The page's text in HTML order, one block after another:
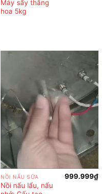
Máy sấy thăng
hoa 5kg
NỒI NẤU SỮA
Nồi nấu lẩu, nấu
999.999₫